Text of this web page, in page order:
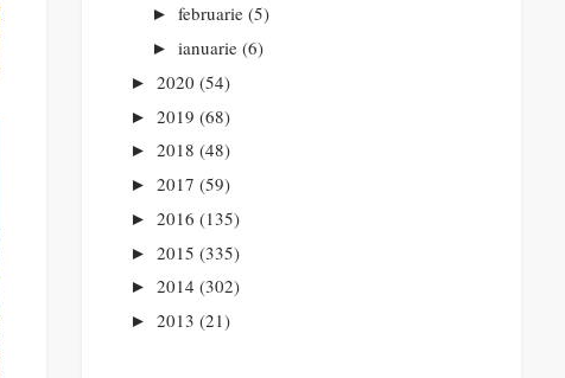
► februarie (5)
► ianuarie (6)
► 2020 (54)
► 2019 (68)
► 2018 (48)
► 2017 (59)
► 2016 (135)
► 2015 (335)
► 2014 (302)
► 2013 (21)